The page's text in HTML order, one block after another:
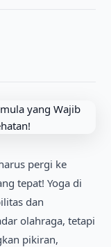
pergi ke
tepat! Yoga di
dan
olahraga, tetapi
pikiran,